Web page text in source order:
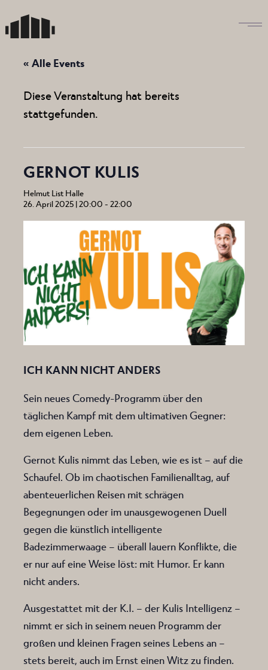
to
the
« Alle Events
Diese Veranstaltung hat bereits
stattgefunden.
GERNOT KULIS
Helmut List Halle
26. April 2025 | 20:00 -22:00
ICH KANN NICHT ANDERS
Sein neues Comedy-Programm über den
täglichen Kampf mit dem ultimativen Gegner:
dem eigenen Leben.
Gernot Kulis nimmt das Leben, wie es ist – auf die
Schaufel. Ob im chaotischen Familienalltag, auf
abenteuerlichen Reisen mit schrägen
Begegnungen oder im unausgewogenen Duell
gegen die künstlich intelligente
Badezimmerwaage – überall lauern Konflikte, die
er nur auf eine Weise löst: mit Humor. Er kann
nicht anders.
Ausgestattet mit der K.I. – der Kulis Intelligenz –
nimmt er sich in seinem neuen Programm der
großen und kleinen Fragen seines Lebens an –
stets bereit, auch im Ernst einen Witz zu finden.